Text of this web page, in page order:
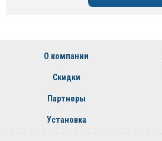
О компании
Скидки
Партнеры
Установка